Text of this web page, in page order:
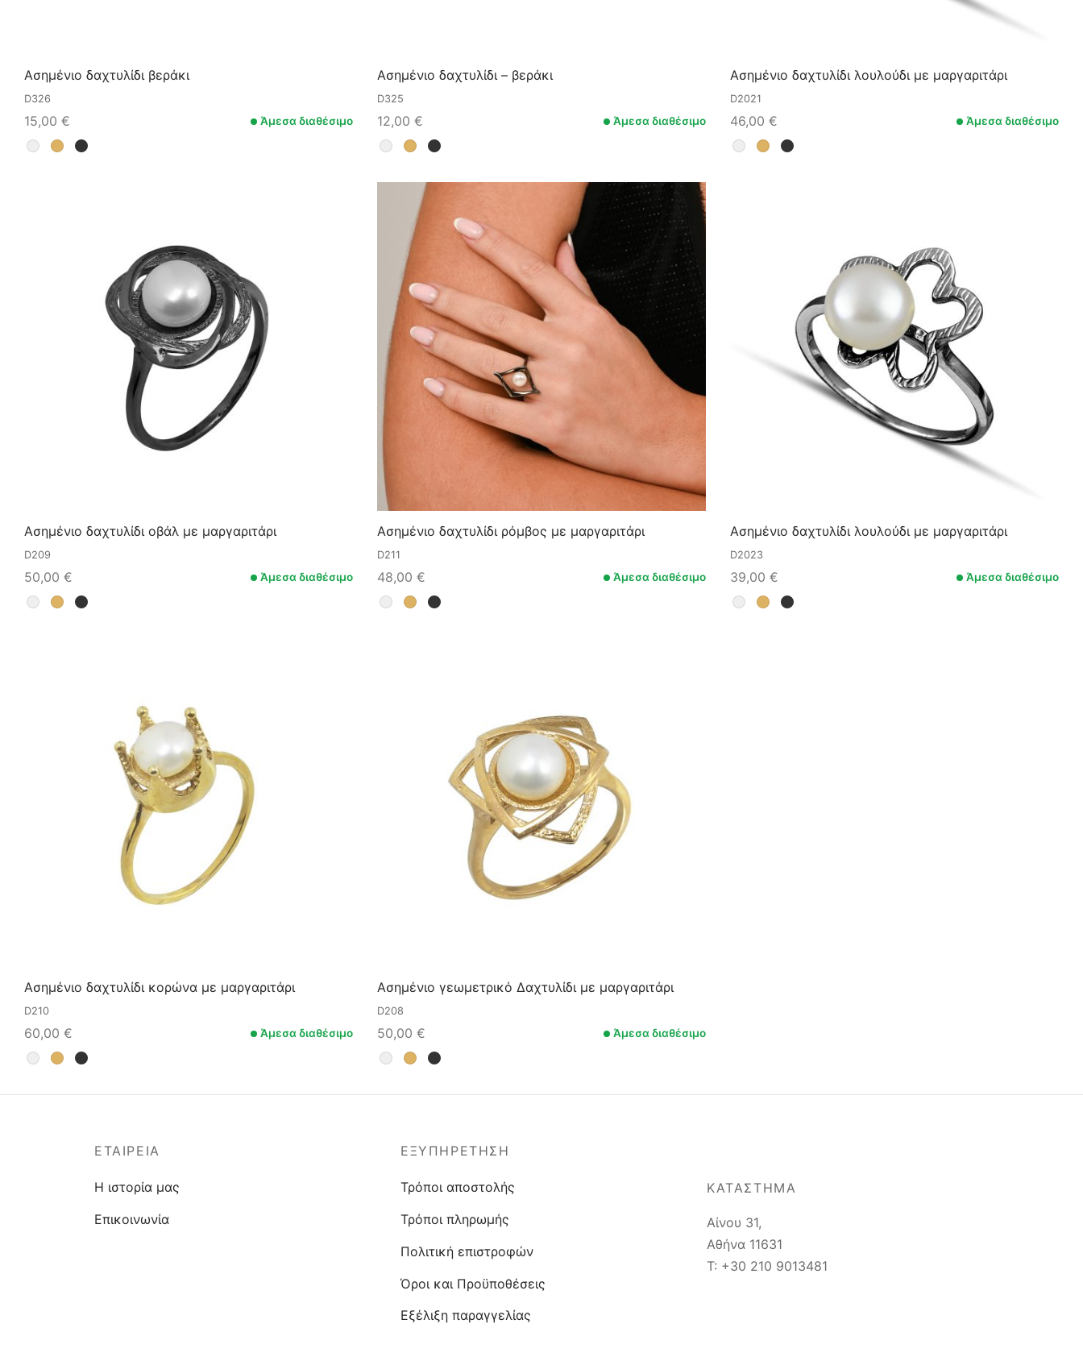
Ασημένιο δαχτυλίδι βεράκι
D326
15,00 € Άμεσα διαθέσιμο
Ασημένιο δαχτυλίδι – βεράκι
D325
12,00 € Άμεσα διαθέσιμο
Ασημένιο δαχτυλίδι λουλούδι με μαργαριτάρι
D2021
46,00 € Άμεσα διαθέσιμο
Ασημένιο δαχτυλίδι οβάλ με μαργαριτάρι
D209
50,00 € Άμεσα διαθέσιμο
Ασημένιο δαχτυλίδι ρόμβος με μαργαριτάρι
D211
48,00 € Άμεσα διαθέσιμο
Ασημένιο δαχτυλίδι λουλούδι με μαργαριτάρι
D2023
39,00 € Άμεσα διαθέσιμο
Ασημένιο δαχτυλίδι κορώνα με μαργαριτάρι
D210
60,00 € Άμεσα διαθέσιμο
Ασημένιο γεωμετρικό Δαχτυλίδι με μαργαριτάρι
D208
50,00 € Άμεσα διαθέσιμο
ΕΤΑΙΡΕΊΑ
Η ιστορία μας
Επικοινωνία
ΕΞΥΠΗΡΈΤΗΣΗ
Τρόποι αποστολής
Τρόποι πληρωμής
Πολιτική επιστροφών
Όροι και Προϋποθέσεις
Εξέλιξη παραγγελίας
ΚΑΤΆΣΤΗΜΑ
Αίνου 31,
Αθήνα 11631
T: +30 210 9013481